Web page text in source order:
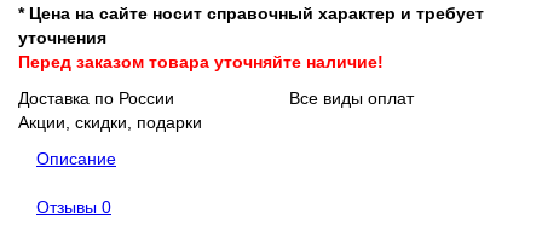
* Цена на сайте носит справочный характер и требует
уточнения
Перед заказом товара уточняйте наличие!
Доставка по России
Все виды оплат
Акции, скидки, подарки
Описание
Отзывы 0